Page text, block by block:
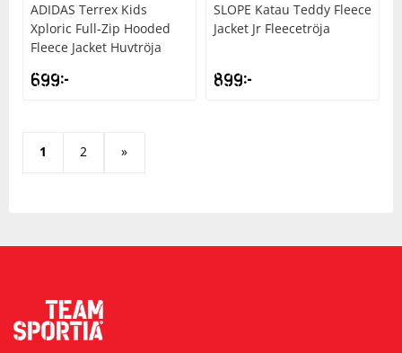
ADIDAS Terrex Kids
Xploric Full-Zip Hooded
Fleece Jacket Huvtröja
699kr
SLOPE Katau Teddy Fleece
Jacket Jr Fleecetröja
899kr
1 2 »